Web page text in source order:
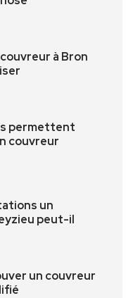
à Bron
permettent
couvreur
un
peut-il
un couvreur